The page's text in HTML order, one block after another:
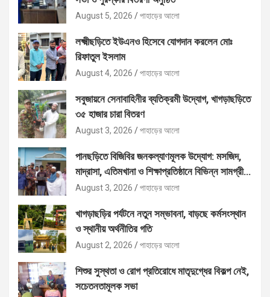
August 5, 2026 পাহাড়ের আলো
লক্ষ্মীছড়িতে ইউএনও হিসেবে যোগদান করলেন মোঃ
রিফাতুল ইসলাম
August 4, 2026 পাহাড়ের আলো
সবুজায়নে সেনাবাহিনীর ব্যতিক্রমী উদ্যোগ, খাগড়াছড়িতে
৩৫ হাজার চারা বিতরণ
August 3, 2026 পাহাড়ের আলো
পানছড়িতে বিজিবির জনকল্যাণমূলক উদ্যোগ: মসজিদ,
মাদ্রাসা, এতিমখানা ও শিক্ষাপ্রতিষ্ঠানে বিভিন্ন সামগ্রী
বিতরণ
August 3, 2026 পাহাড়ের আলো
খাগড়াছড়ির পর্যটনে নতুন সম্ভাবনা, বাড়ছে কর্মসংস্থান
ও স্থানীয় অর্থনীতির গতি
August 2, 2026 পাহাড়ের আলো
শিশুর সুস্থতা ও রোগ প্রতিরোধে মাতৃদুগ্ধের বিকল্প নেই,
সচেতনতামূলক সভা